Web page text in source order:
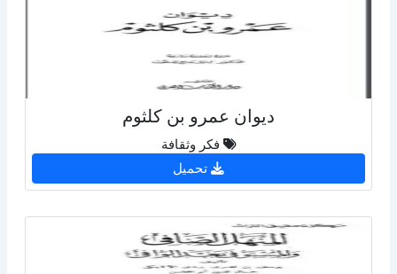
ديوان عمرو بن كلثوم
فكر وثقافة
تحميل